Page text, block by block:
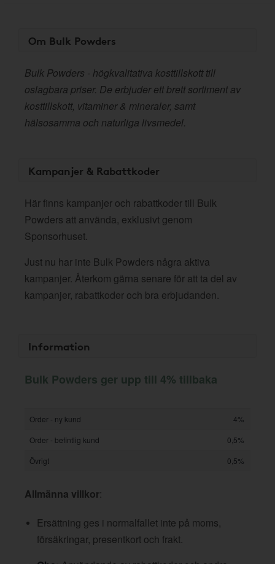
Om Bulk Powders
Bulk Powders - högkvalitativa kosttillskott till
oslagbara priser. De erbjuder ett brett sortiment av
kosttillskott, vitaminer & mineraler, samt
hälsosamma och naturliga livsmedel.
Kampanjer & Rabattkoder
Här finns kampanjer och rabattkoder till Bulk
Powders att använda, exklusivt genom
Sponsorhuset.
Just nu har inte Bulk Powders några aktiva
kampanjer. Återkom gärna senare för att ta del av
kampanjer, rabattkoder och bra erbjudanden.
Information
Bulk Powders ger upp till 4% tillbaka
Order - ny kund
4%
Order - befintlig kund
0,5%
Övrigt
0,5%
Allmänna villkor:
Ersättning ges i normalfallet inte på moms,
försäkringar, presentkort och frakt.